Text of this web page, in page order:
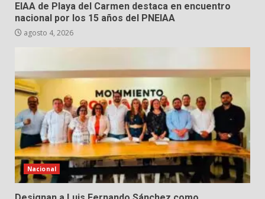
EIAA de Playa del Carmen destaca en encuentro
nacional por los 15 años del PNEIAA
agosto 4, 2026
Nacional